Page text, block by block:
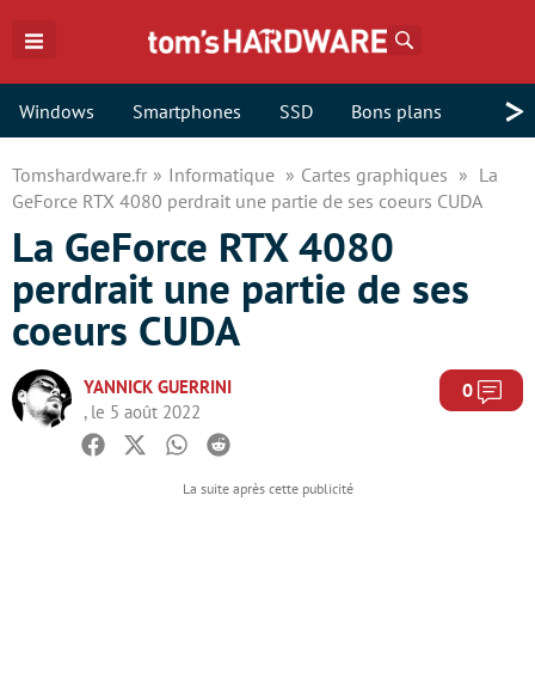
Windows Smartphones SSD Bons plans >
Tomshardware.fr Informatique Cartes graphiques
La
GeForce RTX 4080 perdrait une partie de ses coeurs CUDA
La GeForce RTX 4080
perdrait une partie de ses
coeurs CUDA
YANNICK GUERRINI
, le 5 août 2022
0
Facebook
TwitterWhatsapp
Reddit